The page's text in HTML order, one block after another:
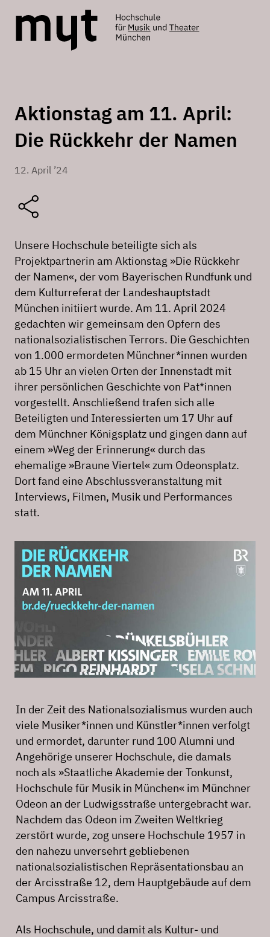
Aktionstag am 11. April:
Die Rückkehr der Namen
12. April ’24
Unsere Hochschule beteiligte sich als
Projektpartnerin am Aktionstag »Die Rückkehr
der Namen«, der vom Bayerischen Rundfunk und
dem Kulturreferat der Landeshauptstadt
München initiiert wurde. Am 11. April 2024
gedachten wir gemeinsam den Opfern des
nationalsozialistischen Terrors. Die Geschichten
von 1.000 ermordeten Münchner*innen wurden
ab 15 Uhr an vielen Orten der Innenstadt mit
ihrer persönlichen Geschichte von Pat*innen
vorgestellt. Anschließend trafen sich alle
Beteiligten und Interessierten um 17 Uhr auf
dem Münchner Königsplatz und gingen dann auf
einem »Weg der Erinnerung« durch das
ehemalige »Braune Viertel« zum Odeonsplatz.
Dort fand eine Abschlussveranstaltung mit
Interviews, Filmen, Musik und Performances
statt.
In der Zeit des Nationalsozialismus wurden auch
viele Musiker*innen und Künstler*innen verfolgt
und ermordet, darunter rund 100 Alumni und
Angehörige unserer Hochschule, die damals
noch als »Staatliche Akademie der Tonkunst,
Hochschule für Musik in München« im Münchner
Odeon an der Ludwigsstraße untergebracht war.
Nachdem das Odeon im Zweiten Weltkrieg
zerstört wurde, zog unsere Hochschule 1957 in
den nahezu unversehrt gebliebenen
nationalsozialistischen Repräsentationsbau an
der Arcisstraße 12, dem Hauptgebäude auf dem
Campus Arcisstraße.
Als Hochschule, und damit als Kultur- und